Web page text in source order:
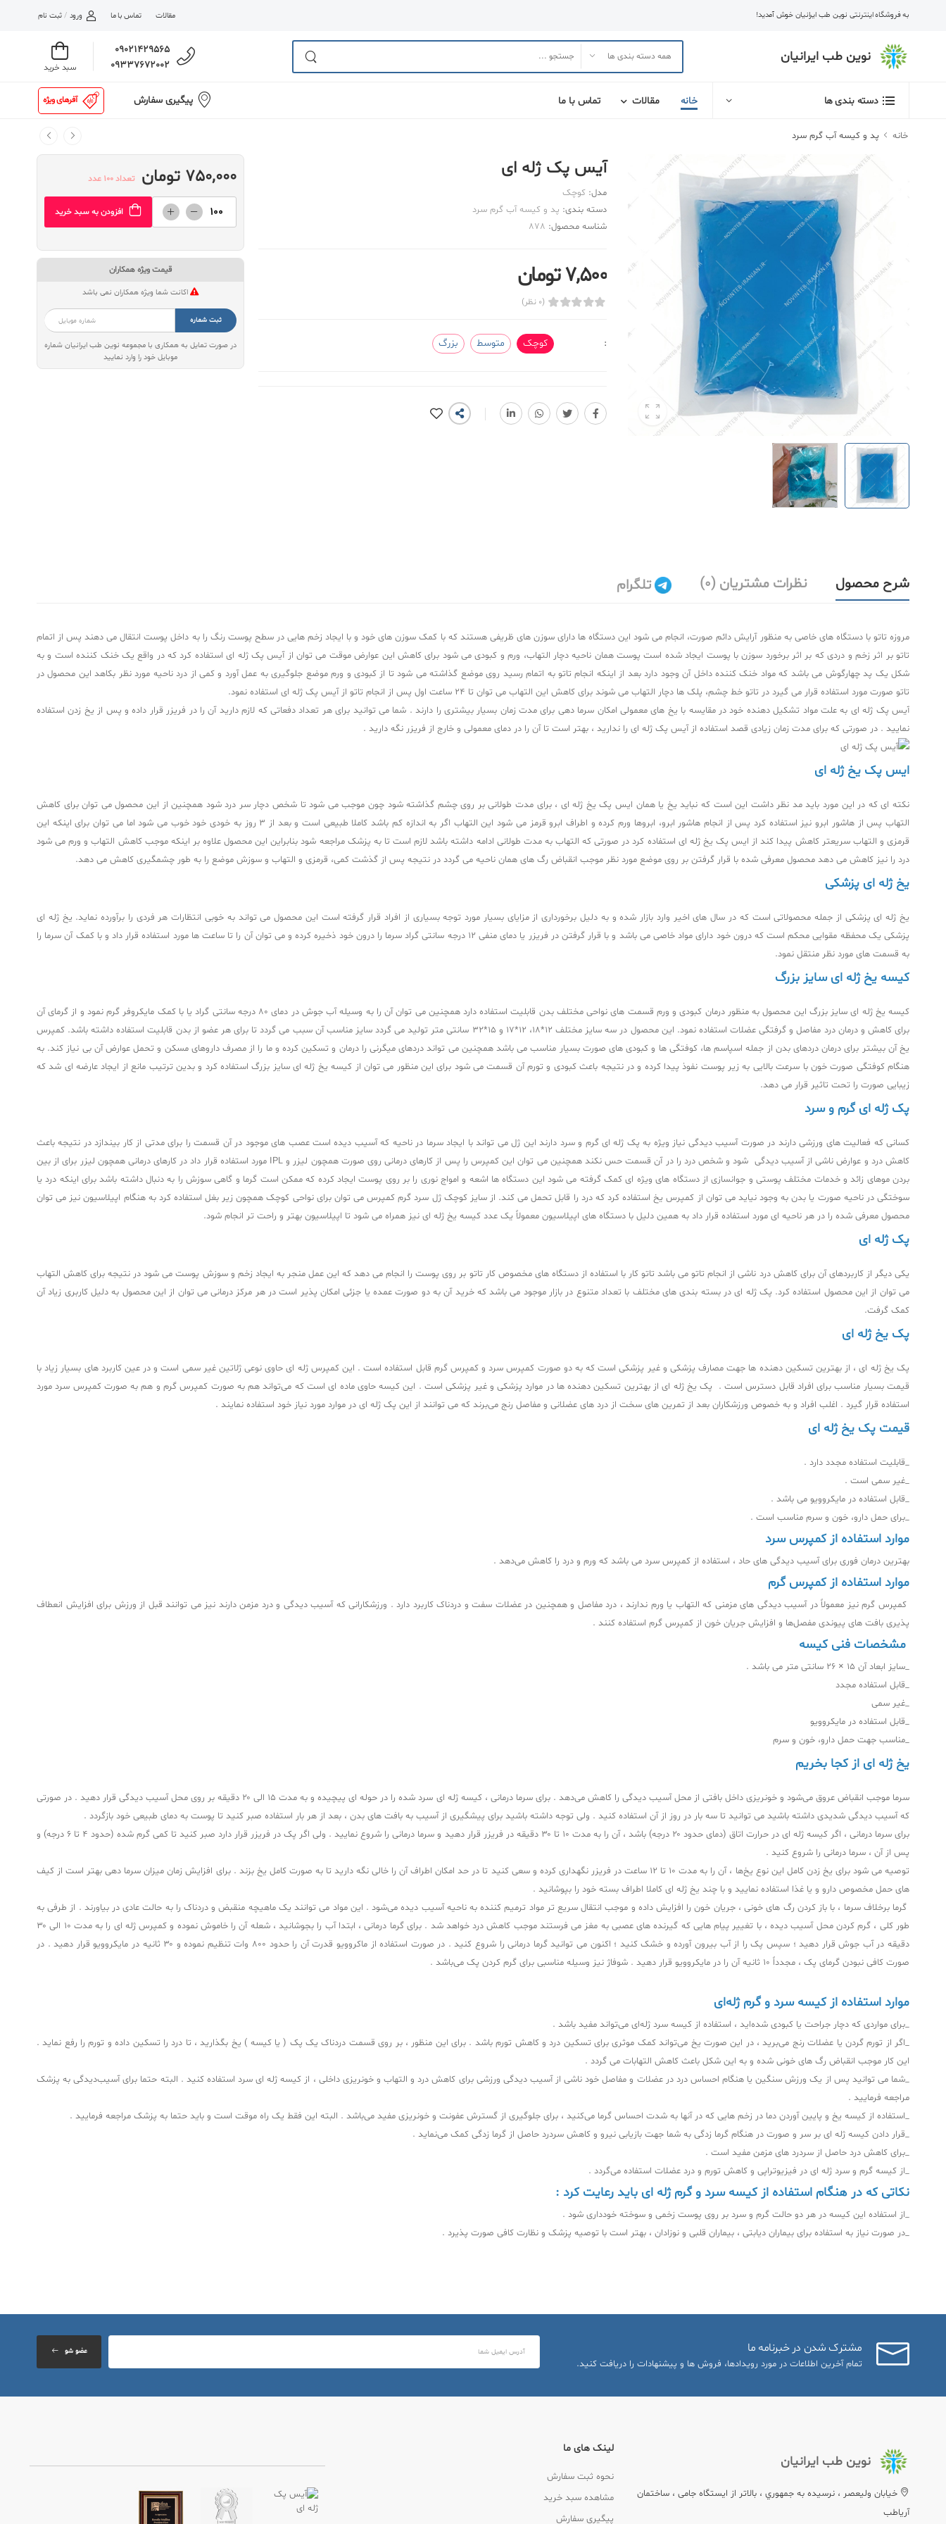
به فروشگاه اینترنتی نوین طب ایرانیان خوش آمدید! مقالات تماس با ما ورود / ثبت نام
نوین طب ایرانیان
09021429565
09337672002
سبد خرید
دسته بندی ها خانه مقالات تماس با ما پیگیری سفارش آفرهای ویژه
خانه پد و کیسه آب گرم سرد
آیس پک ژله ای
مدل: کوچک
دسته بندی: پد و کیسه آب گرم سرد
شناسه محصول: 878
7,500 تومان
(0 نظر)
: کوچک متوسط بزرگ
750,000 تومان تعداد 100 عدد
افزودن به سبد خرید
قیمت ویژه همکاران
اکانت شما ویژه همکاران نمی باشد
ثبت شماره
در صورت تمایل به همکاری با مجموعه نوین طب ایرانیان شماره
موبایل خود را وارد نمایید
شرح محصول نظرات مشتریان (0) تلگرام
مروزه تاتو با دستگاه های خاصی به منظور آرایش دائم صورت، انجام می شود این دستگاه ها دارای سوزن های ظریفی هستند که با کمک سوزن های خود و با ایجاد زخم هایی در سطح پوست رنگ را به داخل پوست انتقال می دهند پس از اتمام
تاتو بر اثر زخم و دردی که بر اثر برخورد سوزن با پوست ایجاد شده است پوست همان ناحیه دچار التهاب، ورم و کبودی می شود برای کاهش این عوارض موقت می توان از آیس پک ژله ای استفاده کرد که در واقع یک خنک کننده است و به
شکل یک پد چهارگوش می باشد که مواد خنک کننده داخل آن وجود دارد بعد از اینکه انجام تاتو به اتمام رسید روی موضع گذاشته می شود تا از کبودی و ورم موضع جلوگیری به عمل آورد و کمی از درد ناحیه مورد نظر بکاهد این محصول در
تاتو صورت مورد استفاده قرار می گیرد در تاتو خط چشم، پلک ها دچار التهاب می شوند برای کاهش این التهاب می توان تا 24 ساعت اول پس از انجام تاتو از آیس پک ژله ای استفاده نمود.
آیس پک ژله ای به علت مواد تشکیل‌ دهنده خود در مقایسه با یخ‌ های معمولی امکان سرما دهی برای مدت زمان بسیار بیشتری را دارند . شما می‌ توانید برای هر تعداد دفعاتی که لازم دارید آن را در فریزر قرار داده و پس از یخ زدن استفاده
نمایید . در صورتی که برای مدت زمان زیادی قصد استفاده از آیس پک ژله ای را ندارید ، بهتر است تا آن را در دمای معمولی و خارج از فریزر نگه دارید .
ایس پک یخ ژله ای
نکته ای که در این مورد باید مد نظر داشت این است که نباید یخ یا همان ایس پک یخ ژله ای ، برای مدت طولانی بر روی چشم گذاشته شود چون موجب می شود تا شخص دچار سر درد شود همچنین از این محصول می توان برای کاهش
التهاب پس از هاشور ابرو نیز استفاده کرد پس از انجام هاشور ابرو، ابروها ورم کرده و اطراف ابرو قرمز می شود این التهاب اگر به اندازه کم باشد کاملا طبیعی است و بعد از 3 روز به خودی خود خوب می شود اما می توان برای اینکه این
قرمزی و التهاب سریعتر کاهش پیدا کند از ایس پک یخ ژله ای استفاده کرد در صورتی که التهاب به مدت طولانی ادامه داشته باشد لازم است تا به پزشک مراجعه شود بنابراین این محصول علاوه بر اینکه موجب کاهش التهاب و ورم می شود
درد را نیز کاهش می دهد محصول معرفی شده با قرار گرفتن بر روی موضع مورد نظر موجب انقباض رگ های همان ناحیه می گردد در نتیجه پس از گذشت کمی، قرمزی و التهاب و سوزش موضع را به طور چشمگیری کاهش می دهد.
یخ ژله ای پزشکی
یخ ژله ای پزشکی از جمله محصولاتی است که در سال های اخیر وارد بازار شده و به دلیل برخورداری از مزایای بسیار مورد توجه بسیاری از افراد قرار گرفته است این محصول می تواند به خوبی انتظارات هر فردی را برآورده نماید. یخ ژله ای
پزشکی یک محفظه مقوایی محکم است که درون خود دارای مواد خاصی می باشد و با قرار گرفتن در فریزر یا دمای منفی 12 درجه سانتی گراد سرما را درون خود ذخیره کرده و می‌ توان آن را تا ساعت ها مورد استفاده قرار داد و با کمک آن سرما را
به قسمت های مورد نظر منتقل نمود.
کیسه یخ ژله ای سایز بزرگ
کیسه یخ ژله ای سایز بزرگ این محصول به منظور درمان کبودی و ورم قسمت های نواحی مختلف بدن قابلیت استفاده دارد همچنین می توان آن را به وسیله آب جوش در دمای 80 درجه سانتی گراد یا با کمک مایکروفر گرم نمود و از گرمای آن
برای کاهش و درمان درد مفاصل و گرفتگی عضلات استفاده نمود. این محصول در سه سایز مختلف 12*18، 12*17 و 15*32 سانتی متر تولید می گردد سایز مناسب آن سبب می گردد تا برای هر عضو از بدن قابلیت استفاده داشته باشد. کمپرس
یخ آن بیشتر برای درمان دردهای بدن از جمله اسپاسم ها، کوفتگی ها و کبودی های صورت بسیار مناسب می باشد همچنین می تواند دردهای میگرنی را درمان و تسکین کرده و ما را از مصرف داروهای مسکن و تحمل عوارض آن بی نیاز کند. به
هنگام کوفتگی صورت خون با سرعت بالایی به زیر پوست نفوذ پیدا کرده و در نتیجه باعث کبودی و تورم آن قسمت می شود برای این منظور می‌ توان از کیسه یخ ژله ای سایز بزرگ استفاده کرد و بدین ترتیب مانع از ایجاد عارضه ای شد که
زیبایی صورت را تحت تاثیر قرار می دهد.
پک ژله ای گرم و سرد
کسانی که فعالیت های ورزشی دارند در صورت آسیب دیدگی نیاز ویژه به پک ژله ای گرم و سرد دارند این ژل می تواند با ایجاد سرما در ناحیه که آسیب دیده است عصب های موجود در آن قسمت را برای مدتی از کار بیندازد در نتیجه باعث
کاهش درد و عوارض ناشی از آسیب دیدگی شود و شخص درد را در آن قسمت حس نکند همچنین می‌ توان این کمپرس را پس از کارهای درمانی روی صورت همچون لیزر و IPL مورد استفاده قرار داد در کارهای درمانی همچون لیزر برای از بین
بردن موهای زائد و خدمات مختلف پوستی و جوانسازی از دستگاه‌ های ویژه ای کمک گرفته می‌ شود این دستگاه ها اشعه و امواج نوری را بر روی پوست ایجاد کرده که ممکن است گرما و گاهی سوزش را به دنبال داشته باشد برای اینکه درد یا
سوختگی در ناحیه صورت یا بدن به وجود نیاید می‌ توان از کمپرس یخ استفاده کرد که درد را قابل تحمل می کند. از سایز کوچک ژل سرد گرم کمپرس می توان برای نواحی کوچک همچون زیر بغل استفاده کرد به هنگام اپیلاسیون نیز می توان
محصول معرفی شده را در هر ناحیه ای مورد استفاده قرار داد به همین دلیل با دستگاه های اپیلاسیون معمولاً یک عدد کیسه یخ ژله ای نیز همراه می شود تا اپیلاسیون بهتر و راحت تر انجام شود.
پک ژله ای
یکی دیگر از کاربردهای آن برای کاهش درد ناشی از انجام تاتو می باشد تاتو کار با استفاده از دستگاه های مخصوص کار تاتو بر روی پوست را انجام می‌ دهد که این عمل منجر به ایجاد زخم و سوزش پوست می شود در نتیجه برای کاهش التهاب
می توان از این محصول استفاده کرد. پک ژله ای در بسته بندی های مختلف با تعداد متنوع در بازار موجود می باشد که خرید آن به دو صورت عمده یا جزئی امکان پذیر است در هر مرکز درمانی می توان از این محصول به دلیل کاربری زیاد آن
کمک گرفت.
پک یخ ژله ای
پک یخ ژله ای ، از بهترین تسکین‌ دهنده‌ ها جهت مصارف پزشکی و غیر پزشکی است که به دو صورت کمپرس سرد و کمپرس گرم قابل استفاده است . این کمپرس ژله ای حاوی نوعی ژلاتین غیر سمی است و در عین کاربرد های بسیار زیاد با
قیمت بسیار مناسب برای افراد قابل دسترس است . پک یخ ژله ای از بهترین تسکین‌ دهنده‌ ها در موارد پزشکی و غیر پزشکی است . این کیسه حاوی ماده‌ ای است که می‌تواند هم به صورت کمپرس گرم و هم به صورت کمپرس سرد مورد
استفاده قرار گیرد . اغلب افراد و به خصوص ورزشکاران بعد از تمرین‌ های سخت از درد های عضلانی و مفاصل رنج می‌برند که می‌ توانند از این پک ژله‌ ای در موارد مورد نیاز خود استفاده نمایند .
قیمت پک یخ ژله ای
_قابلیت استفاده مجدد دارد .
_غیر سمی است .
_قابل استفاده در مایکروویو می باشد .
_برای حمل دارو، خون و سرم مناسب است .
موارد استفاده از کمپرس سرد
بهترین درمان فوری برای آسیب‌ دیدگی‌ های حاد ، استفاده از کمپرس سرد می‌ باشد که ورم و درد را کاهش می‌دهد .
موارد استفاده از کمپرس گرم
کمپرس گرم نیز معمولاً در آسیب‌ دیدگی‌ های مزمنی که التهاب یا ورم ندارند ، درد مفاصل و همچنین در عضلات سفت و دردناک کاربرد دارد . ورزشکارانی که آسیب دیدگی و درد مزمن دارند نیز می‌ توانند قبل از ورزش برای افزایش انعطاف‌
پذیری بافت‌ های پیوندی مفصل‌ها و افزایش جریان خون از کمپرس گرم استفاده کنند .
مشخصات فنی کیسه
_سایز ابعاد آن 15 × 26 سانتی متر می باشد .
_قابل استفاده مجدد
_غیر سمی
_قابل استفاده در مایکروویو
_مناسب جهت حمل دارو، خون و سرم
یخ ژله ای از کجا بخریم
سرما موجب انقباض عروق می‌شود و خونریزی داخل بافتی از محل آسیب‌ دیدگی را کاهش می‌دهد . برای سرما درمانی ، کیسه ژله‌ ای سرد شده را در حوله‌ ای پیچیده و به مدت ۱۵ الی ۲۰ دقیقه بر روی محل آسیب‌ دیدگی قرار دهید . در صورتی
که آسیب دیدگی شدیدی داشته باشید می‌ توانید تا سه بار در روز از آن استفاده کنید . ولی توجه داشته باشید برای پیشگیری از آسیب به بافت‌ های بدن ، بعد از هر بار استفاده صبر کنید تا پوست به دمای طبیعی خود بازگردد .
برای سرما درمانی ، اگر کیسه ژله‌ ای در حرارت اتاق (دمای حدود ۲۰ درجه) باشد ، آن را به مدت ۱۰ تا ۳۰ دقیقه در فریزر قرار دهید و سرما درمانی را شروع نمایید . ولی اگر پک در فریزر قرار دارد صبر کنید تا کمی گرم شده (حدود ۴ تا ۶ درجه) و
پس از آن ، سرما درمانی را شروع کنید .
توصیه می‌ شود برای یخ زدن کامل این نوع یخ‌ها ، آن را به مدت ۱۰ تا ۱۲ ساعت در فریزر نگهداری کرده و سعی کنید تا در حد امکان اطراف آن را خالی نگه دارید تا به صورت کامل یخ بزند . برای افزایش زمان میزان سرما دهی بهتر است از کیف‌
های حمل مخصوص دارو و یا غذا استفاده نمایید و با چند یخ ژله‌ ای کاملا اطراف بسته خود را بپوشانید .
گرما برخلاف سرما ، با باز کردن رگ‌ های خونی ، جریان خون را افزایش داده و موجب انتقال سریع‌ تر مواد ترمیم‌ کننده به ناحیه آسیب‌ دیده می‌شود . این مواد می‌ توانند یک ماهیچه منقبض و دردناک را به حالت عادی در بیاورند . از طرفی به
طور کلی ، گرم کردن محل آسیب‌ دیده ، با تغییر پیام‌ هایی که گیرنده‌ های عصبی به مغز می‌ فرستند موجب کاهش درد خواهد شد . برای گرما درمانی ، ابتدا آب را بجوشانید ، شعله آن را خاموش نموده و کمپرس ژله‌ ای را به مدت ۱۰ الی ۳۰
دقیقه در آب جوش قرار دهید ؛ سپس پک را از آب بیرون آورده و خشک کنید ؛ اکنون می‌ توانید گرما درمانی را شروع کنید . در صورت استفاده از ماکروویو قدرت آن را حدود ۸۰۰ وات تنظیم نموده و ۳۰ ثانیه در مایکروویو قرار دهید . در
صورت کافی نبودن گرمای پک ، مجدداً ۱۰ ثانیه آن را در مایکروویو قرار دهید . شوفاژ نیز وسیله مناسبی برای گرم کردن پک می‌باشد .
موارد استفاده از کیسه سرد و گرم ژله‌ای
_برای مواردی که دچار جراحت یا کبودی شده‌اید ، استفاده از کیسه سرد ژله‌ای می‌تواند مفید باشد .
_اگر از تورم گردن یا عضلات رنج می‌برید ، در این صورت یخ می‌تواند کمک موثری برای تسکین درد و کاهش تورم باشد . برای این منظور ، بر روی قسمت دردناک یک پک ( یا کیسه ) یخ بگذارید ، تا درد را تسکین داده و تورم را رفع نماید .
این کار موجب انقباض رگ‌ های خونی شده و به این شکل باعث کاهش التهابات می‌ گردد .
_شما می‌ توانید پس از یک ورزش سنگین یا هنگام احساس درد در عضلات و مفاصل خود ناشی از آسیب‌ دیدگی ورزشی برای کاهش درد و التهاب و خونریزی داخلی ، از کیسه ژله‌ ای سرد استفاده کنید . البته حتما برای آسیب‌دیدگی به پزشک
مراجعه فرمایید .
_استفاده از کیسه یخ و پایین آوردن دما در زخم‌ هایی که در آنها به شدت احساس گرما می‌کنید ، برای جلوگیری از گسترش عفونت و خونریزی مفید می‌باشد . البته این فقط یک راه موقت است و باید حتما به پزشک مراجعه فرمایید .
_قرار دادن کیسه ژله‌ ای بر سر و صورت در هنگام گرما زدگی به شما جهت بازیابی نیرو و کاهش سردرد حاصل از گرما زدگی کمک می‌نماید .
_برای کاهش درد حاصل از سردرد های مزمن مفید است .
_از کیسه گرم و سرد ژله‌ ای در فیزیوتراپی و کاهش تورم و درد عضلات استفاده می‌گردد .
نکاتی که در هنگام استفاده از کیسه سرد و گرم ژله‌ ای باید رعایت کرد :
_از استفاده این کیسه در هر دو حالت گرم و سرد بر روی پوست زخمی و سوخته خودداری شود .
_در صورت نیاز به استفاده برای بیماران دیابتی ، بیماران قلبی و نوزادان ، بهتر است با توصیه پزشک و نظارت کافی صورت پذیرد .
مشترک شدن در خبرنامه ما
تمام آخرین اطلاعات در مورد رویدادها، فروش ها و پیشنهادات را دریافت کنید.
عضو شو
نوین طب ایرانیان
خيابان وليعصر ، نرسيده به جمهوري ، بالاتر از ایستگاه جامی ، ساختمان
آریاطب
لینک های ما
نحوه ثبت سفارش
مشاهده سبد خرید
پیگیری سفارش